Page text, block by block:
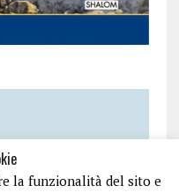
la funzionalità del sito e